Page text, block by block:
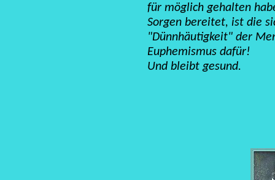
für möglich gehalten
Sorgen bereitet, ist die
"Dünnhäutigkeit" der
Euphemismus dafür!
Und bleibt gesund.